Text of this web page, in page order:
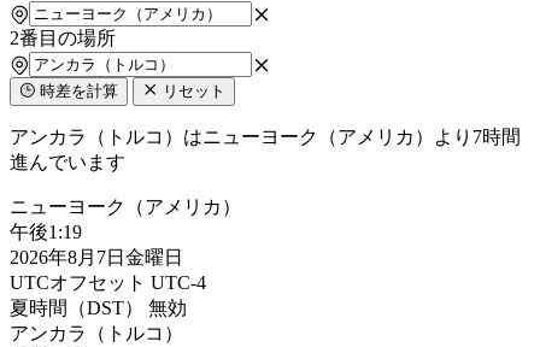
2番目の場所
時差を計算 リセット
アンカラ（トルコ）はニューヨーク（アメリカ）より7時間
進んでいます
ニューヨーク（アメリカ）
午後1:19
2026年8月7日金曜日
UTCオフセット UTC-4
夏時間（DST）
無効
アンカラ（トルコ）